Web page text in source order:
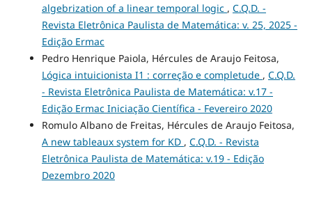
algebrization of a linear temporal logic , C.Q.D. -
Revista Eletrônica Paulista de Matemática: v. 25, 2025 -
Edição Ermac
Pedro Henrique Paiola, Hércules de Araujo Feitosa,
Lógica intuicionista I1 : correção e completude , C.Q.D.
- Revista Eletrônica Paulista de Matemática: v.17 -
Edição Ermac Iniciação Científica - Fevereiro 2020
Romulo Albano de Freitas, Hércules de Araujo Feitosa,
A new tableaux system for KD , C.Q.D. - Revista
Eletrônica Paulista de Matemática: v.19 - Edição
Dezembro 2020